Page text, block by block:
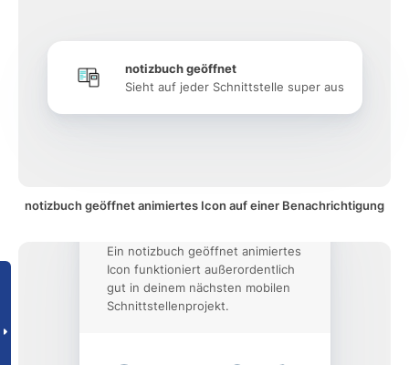
notizbuch geöffnet
Sieht auf jeder Schnittstelle super aus
notizbuch geöffnet animiertes Icon auf einer Benachrichtigung
Ein notizbuch geöffnet animiertes
Icon funktioniert außerordentlich
gut in deinem nächsten mobilen
Schnittstellenprojekt.